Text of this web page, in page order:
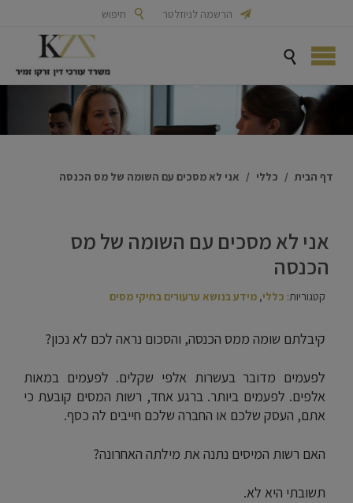
 הרשמה לניוזלטר  חיפוש

דף הבית / כללי / אני לא מסכים עם השומה של מס הכנסה
אני לא מסכים עם השומה של מס
הכנסה
קטגוריות: כללי, מידע בנושא ערעורים בתיקי מסים
קיבלתם שומה ממס הכנסה, והסכום נראה לכם לא נכון?
לפעמים מדובר בעשרות אלפי שקלים. לפעמים במאות
אלפים. לפעמים ביותר. ברגע אחד, רשות המסים קובעת כי
אתם, העסק שלכם או החברה שלכם חייבים לה כסף.
האם רשות המיסים נתנה את מילתה האחרונה?
תשובתי היא לא.